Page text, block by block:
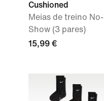
Cushioned
Meias de treino No-
Show (3 pares)
15,99 €